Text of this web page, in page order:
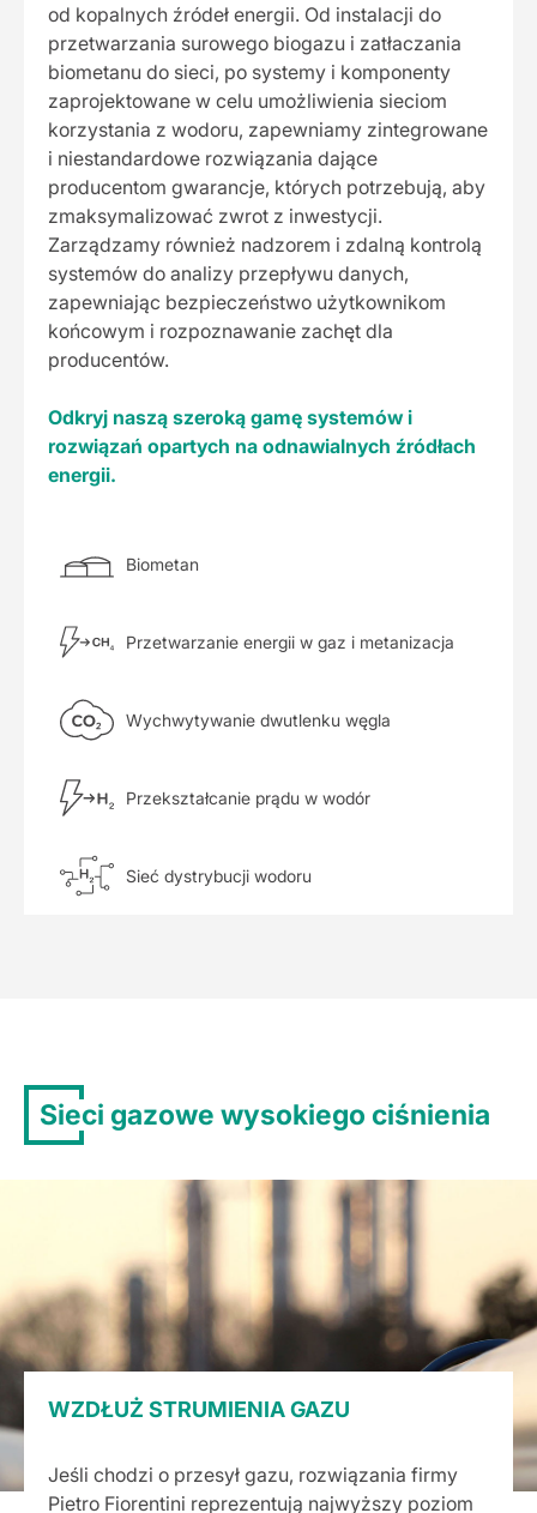
od kopalnych źródeł energii. Od instalacji do
przetwarzania surowego biogazu i zatłaczania
biometanu do sieci, po systemy i komponenty
zaprojektowane w celu umożliwienia sieciom
korzystania z wodoru, zapewniamy zintegrowane
i niestandardowe rozwiązania dające
producentom gwarancje, których potrzebują, aby
zmaksymalizować zwrot z inwestycji.
Zarządzamy również nadzorem i zdalną kontrolą
systemów do analizy przepływu danych,
zapewniając bezpieczeństwo użytkownikom
końcowym i rozpoznawanie zachęt dla
producentów.
Odkryj naszą szeroką gamę systemów i
rozwiązań opartych na odnawialnych źródłach
energii.
Biometan
Przetwarzanie energii w gaz i metanizacja
Wychwytywanie dwutlenku węgla
Przekształcanie prądu w wodór
Sieć dystrybucji wodoru
Sieci gazowe wysokiego ciśnienia
WZDŁUŻ STRUMIENIA GAZU
Jeśli chodzi o przesył gazu, rozwiązania firmy
Pietro Fiorentini reprezentują najwyższy poziom